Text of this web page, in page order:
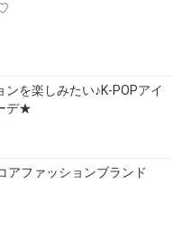
を楽しみたい♪K-POPアイ
デ★
アファッションブランド